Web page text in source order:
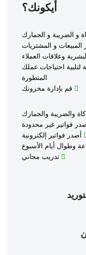
أيكونك؟
و الضريبة و الجمارك
المبيعات و المشتريات
وعلاقات العملاء
احتياجات عملك
المتطورة
قم بإدارة مخزونك
والضريبة والجمارك
فواتير غير محدودة
أصدر فواتير إلكترونية
وطوال أيام الأسبوع
تدريب مجاني